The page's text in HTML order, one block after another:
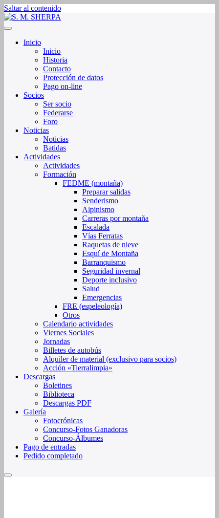
Saltar al contenido
S. M. SHERPA
Sociedad de Montaña Sherpa de La Rioja
Inicio
Inicio
Historia
Contacto
Protección de datos
Pago on-line
Socios
Ser socio
Federarse
Foro
Noticias
Noticias
Batidas
Actividades
Actividades
Formación
FEDME (montaña)
Preparar salidas
Senderismo
Alpinismo
Carreras por montaña
Escalada
Vías Ferratas
Raquetas de nieve
Esquí de Montaña
Barranquismo
Seguridad invernal
Deporte inclusivo
Salud
Emergencias
FRE (espeleología)
Otros
Calendario actividades
Viernes Sociales
Jornadas
Billetes de autobús
Alquiler de material (exclusivo para socios)
Acción «Tierralimpia»
Descargas
Boletines
Biblioteca
Descargas PDF
Galería
Fotocrónicas
Concurso-Fotos Ganadoras
Concurso-Álbumes
Pago de entradas
Pedido completado